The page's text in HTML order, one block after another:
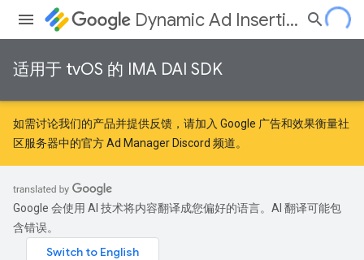
Dynamic Ad Insertion
适用于 tvOS 的 IMA DAI SDK
如需讨论我们的产品并提供反馈，请加入 Google 广告和效果衡量社
区服务器中的官方 Ad Manager Discord 频道。
Google 会使用 AI 技术将内容翻译成您偏好的语言。AI 翻译可能包
含错误。